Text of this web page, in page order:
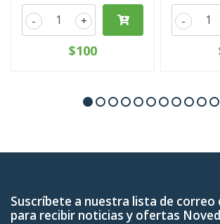
+
-
$100
-
Suscríbete a nuestra lista de
para recibir noticias y ofertas